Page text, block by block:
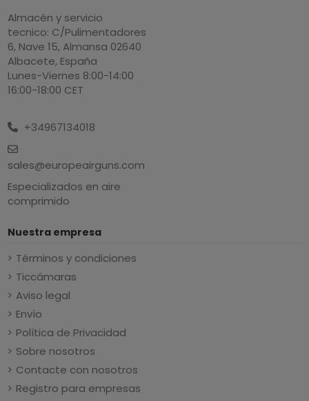
Almacén y servicio
tecnico: C/Pulimentadores
6, Nave 15, Almansa 02640
Albacete, España
Lunes-Viernes 8:00-14:00
16:00-18:00 CET
+34967134018
sales@europeairguns.com
Especializados en aire
comprimido
Nuestra empresa
Términos y condiciones
Ticcámaras
Aviso legal
Envío
Política de Privacidad
Sobre nosotros
Contacte con nosotros
Registro para empresas